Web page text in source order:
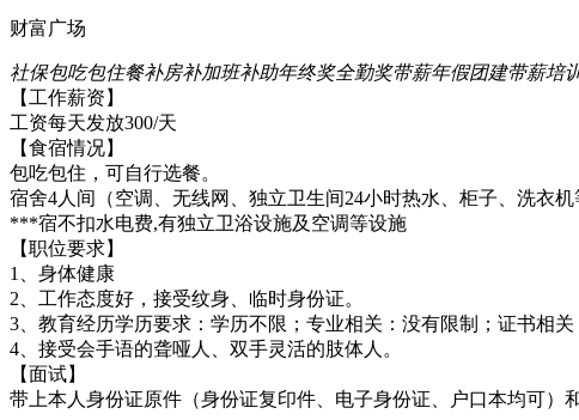
财富广场
社保包吃包住餐补房补加班补助年终奖全勤奖带薪年假团建带薪培
【工作薪资】
工资每天发放300/天
【食宿情况】
包吃包住，可自行选餐。
宿舍4人间（空调、无线网、独立卫生间24小时热水、柜子、洗衣机
***宿不扣水电费,有独立卫浴设施及空调等设施
【职位要求】
1、身体健康
2、工作态度好，接受纹身、临时身份证。
3、教育经历学历要求：学历不限；专业相关：没有限制；证书相关
4、接受会手语的聋哑人、双手灵活的肢体人。
【面试】
带上本人身份证原件（身份证复印件、电子身份证、户口本均可）